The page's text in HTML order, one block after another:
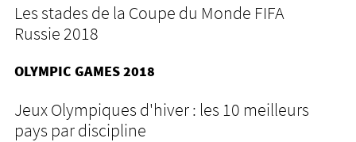
Les stades de la Coupe du Monde FIFA
Russie 2018
OLYMPIC GAMES 2018
Jeux Olympiques d'hiver : les 10 meilleurs
pays par discipline